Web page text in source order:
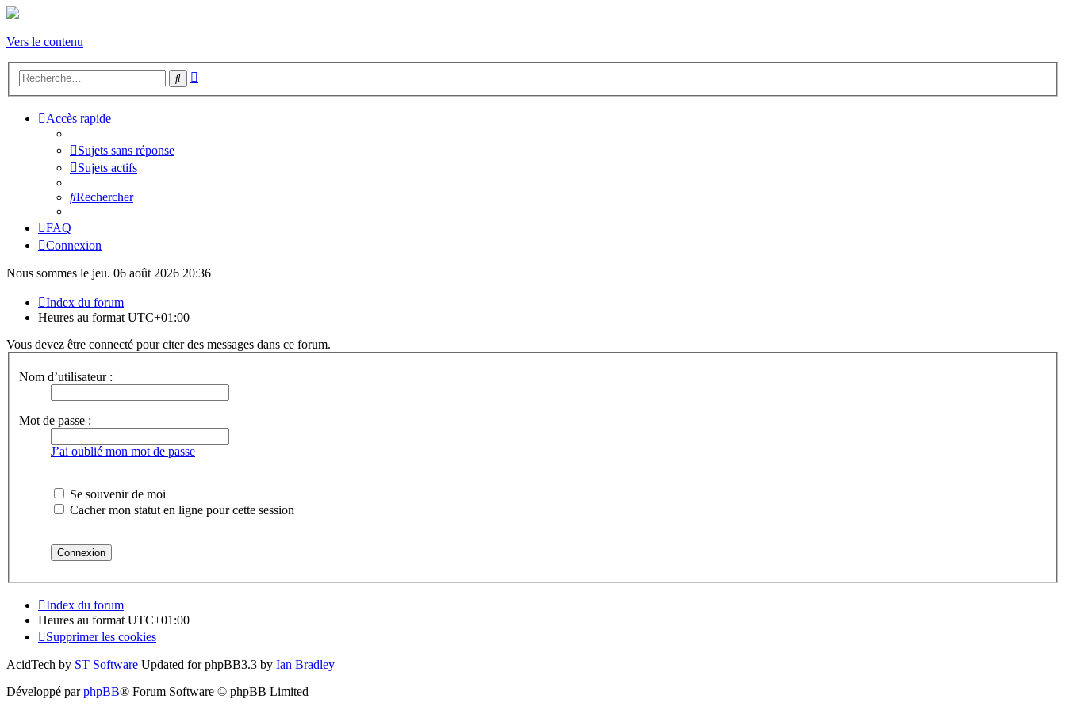
Vers le contenu
Rechercher
Accès rapide
Sujets sans réponse
Sujets actifs
Rechercher
FAQ
Connexion
Nous sommes le jeu. 06 août 2026 20:36
Index du forum
Heures au format UTC+01:00
Vous devez être connecté pour citer des messages dans ce forum.
Nom d’utilisateur :
Mot de passe :
J’ai oublié mon mot de passe
Se souvenir de moi
Cacher mon statut en ligne pour cette session
Index du forum
Heures au format UTC+01:00
Supprimer les cookies
AcidTech by ST Software Updated for phpBB3.3 by Ian Bradley
Développé parphpBB® Forum Software © phpBB Limited